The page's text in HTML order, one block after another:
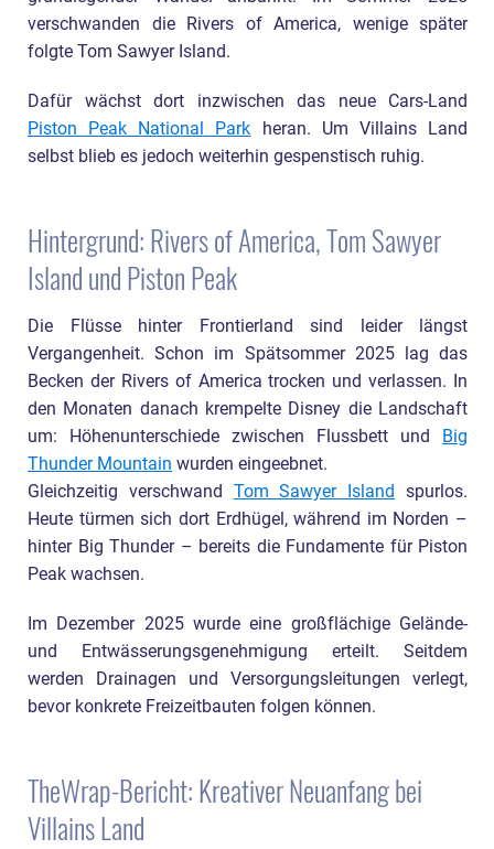
verschwanden die Rivers of America, wenige später
folgte Tom Sawyer Island.
Dafür wächst dort inzwischen das neue Cars-Land
Piston Peak National Park heran. Um Villains Land
selbst blieb es jedoch weiterhin gespenstisch ruhig.
Hintergrund: Rivers of America, Tom Sawyer
Island und Piston Peak
Die Flüsse hinter Frontierland sind leider längst
Vergangenheit. Schon im Spätsommer 2025 lag das
Becken der Rivers of America trocken und verlassen. In
den Monaten danach krempelte Disney die Landschaft
um: Höhenunterschiede zwischen Flussbett und
Big
Thunder Mountain wurden eingeebnet.
Gleichzeitig verschwand Tom Sawyer Island
spurlos.
Heute türmen sich dort Erdhügel, während im Norden –
hinter Big Thunder – bereits die Fundamente für Piston
Peak wachsen.
Im Dezember 2025 wurde eine großflächige Gelände-
und Entwässerungsgenehmigung erteilt. Seitdem
werden Drainagen und Versorgungsleitungen verlegt,
bevor konkrete Freizeitbauten folgen können.
TheWrap-Bericht: Kreativer Neuanfang bei
Villains Land